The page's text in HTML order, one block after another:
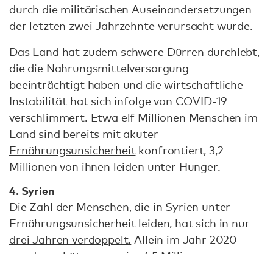
durch die militärischen Auseinandersetzungen
der letzten zwei Jahrzehnte verursacht wurde.
Das Land hat zudem schwere Dürren durchlebt,
die die Nahrungsmittelversorgung
beeinträchtigt haben und die wirtschaftliche
Instabilität hat sich infolge von COVID-19
verschlimmert. Etwa elf Millionen Menschen im
Land sind bereits mit akuter
Ernährungsunsicherheitkonfrontiert, 3,2
Millionen von ihnen leiden unter Hunger.
4. Syrien
Die Zahl der Menschen, die in Syrien unter
Ernährungsunsicherheit leiden, hat sich in nur
drei Jahren verdoppelt. Allein im Jahr 2020